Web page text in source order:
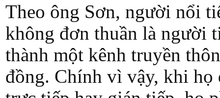
Theo ông Sơn, người nổi
không đơn thuần là người
thành một kênh truyền
đồng. Chính vì vậy, khi họ